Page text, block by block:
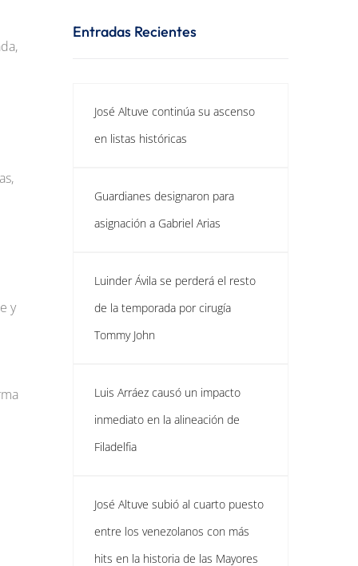
y
Entradas Recientes
José Altuve continúa su ascenso
en listas históricas
Guardianes designaron para
asignación a Gabriel Arias
Luinder Ávila se perderá el resto
de la temporada por cirugía
Tommy John
Luis Arráez causó un impacto
inmediato en la alineación de
Filadelfia
José Altuve subió al cuarto puesto
entre los venezolanos con más
hits en la historia de las Mayores